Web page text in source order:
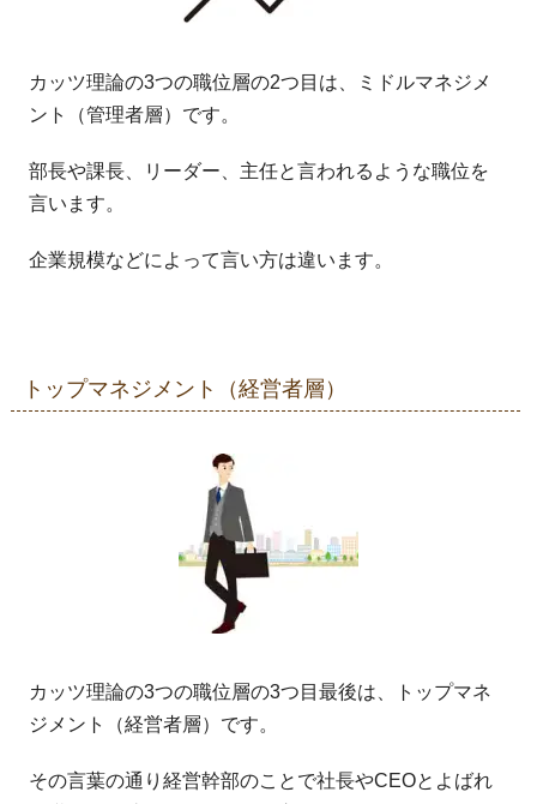
カッツ理論の3つの職位層の2つ目は、ミドルマネジメ
ント（管理者層）です。
部長や課長、リーダー、主任と言われるような職位を
言います。
企業規模などによって言い方は違います。
トップマネジメント（経営者層）
カッツ理論の3つの職位層の3つ目最後は、トップマネ
ジメント（経営者層）です。
その言葉の通り経営幹部のことで社長やCEOとよばれ